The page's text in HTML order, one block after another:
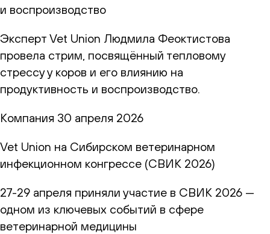
и воспроизводство
Эксперт Vet Union Людмила Феоктистова
провела стрим, посвящённый тепловому
стрессу у коров и его влиянию на
продуктивность и воспроизводство.
Компания 30 апреля 2026
Vet Union на Сибирском ветеринарном
инфекционном конгрессе (СВИК 2026)
27-29 апреля приняли участие в СВИК 2026 —
одном из ключевых событий в сфере
ветеринарной медицины